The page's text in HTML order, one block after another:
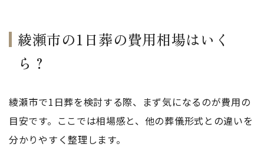
綾瀬市の1日葬の費用相場はいく
ら？
綾瀬市で1日葬を検討する際、まず気になるのが費用の
目安です。ここでは相場感と、他の葬儀形式との違いを
分かりやすく整理します。